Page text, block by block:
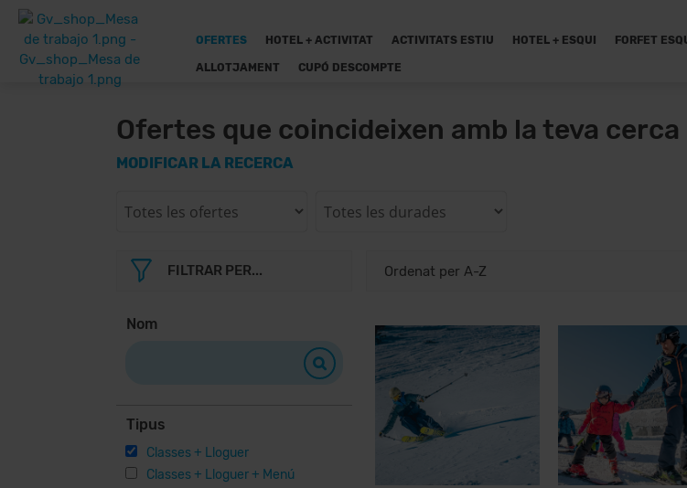
OFERTES HOTEL + ACTIVITAT ACTIVITATS ESTIU HOTEL + ESQUI FORFET
ALLOTJAMENT CUPÓ DESCOMPTE
Ofertes que coincideixen amb la teva cerca
MODIFICAR LA RECERCA
FILTRAR PER...
Nom
Tipus
Classes + Lloguer
Classes + Lloguer + Menú